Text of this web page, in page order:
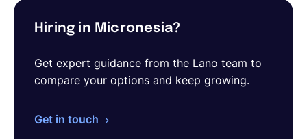
Hiring in Micronesia?
Get expert guidance from the Lano team to
compare your options and keep growing.
Get in touch